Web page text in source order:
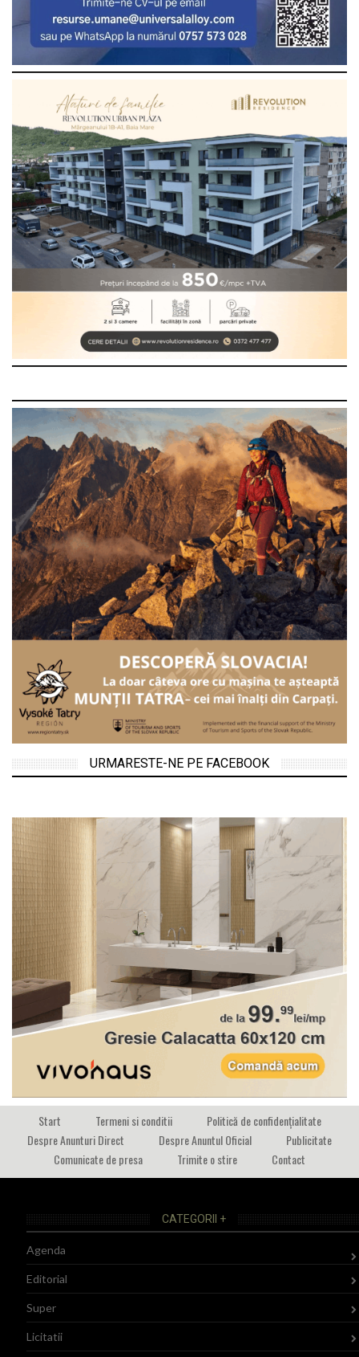
URMARESTE-NE PE FACEBOOK
Start Termeni si conditii
Politică de confidențialitate
Despre Anunturi Direct
Despre Anuntul Oficial
Publicitate
Comunicate de presa
Trimite o stire Contact
CATEGORII +
Agenda
Editorial
Super
Licitatii